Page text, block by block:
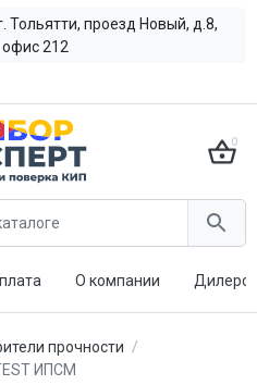
Тольятти, проезд Новый, д.8,
офис 212
0
О компании
прочности
ИПСМ